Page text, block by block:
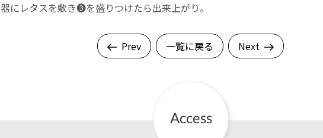
器にレタスを敷き❸を盛りつけたら出来上がり。
Prev 一覧に戻る Next